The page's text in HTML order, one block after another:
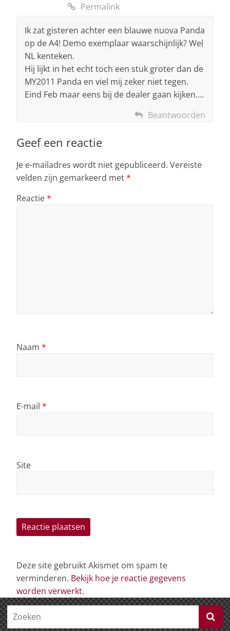
Permalink
Ik zat gisteren achter een blauwe nuova Panda
op de A4! Demo exemplaar waarschijnlijk? Wel
NL kenteken.
Hij lijkt in het echt toch een stuk groter dan de
MY2011 Panda en viel mij zeker niet tegen.
Eind Feb maar eens bij de dealer gaan kijken….
Beantwoorden
Geef een reactie
Je e-mailadres wordt niet gepubliceerd. Vereiste
velden zijn gemarkeerd met*
Reactie*
Naam *
E-mail *
Site
Deze site gebruikt Akismet om spam te
verminderen. Bekijk hoe je reactie gegevens
worden verwerkt.